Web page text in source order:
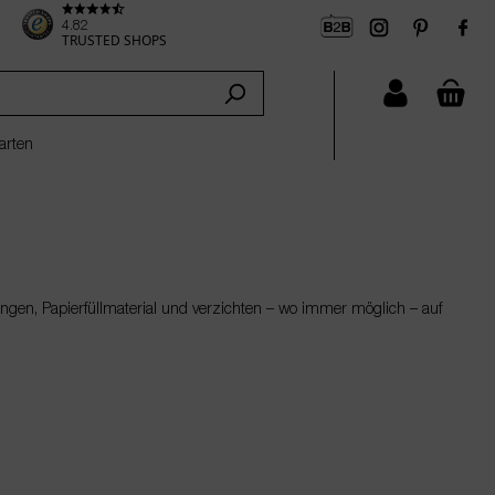
4.82
TRUSTED SHOPS
Papierfüllmaterial und verzichten – wo immer möglich – auf